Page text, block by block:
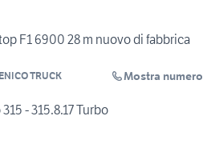
F1 6900 28 m nuovo di fabbrica
TRUCK Mostra numero
- 315.8.17 Turbo